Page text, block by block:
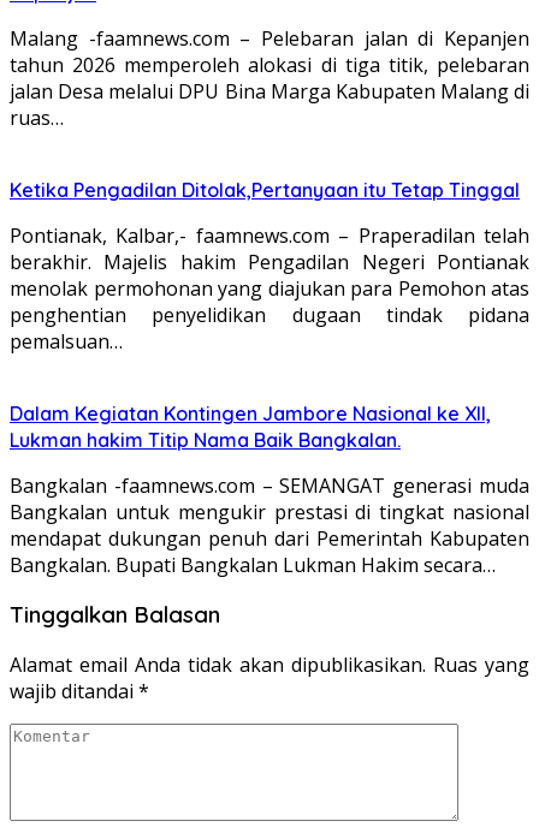
Malang -faamnews.com – Pelebaran jalan di Kepanjen
tahun 2026 memperoleh alokasi di tiga titik, pelebaran
jalan Desa melalui DPU Bina Marga Kabupaten Malang di
ruas…
Ketika Pengadilan Ditolak,Pertanyaan itu Tetap Tinggal
Pontianak, Kalbar,- faamnews.com – Praperadilan telah
berakhir. Majelis hakim Pengadilan Negeri Pontianak
menolak permohonan yang diajukan para Pemohon atas
penghentian penyelidikan dugaan tindak pidana
pemalsuan…
Dalam Kegiatan Kontingen Jambore Nasional ke XII,
Lukman hakim Titip Nama Baik Bangkalan.
Bangkalan -faamnews.com – SEMANGAT generasi muda
Bangkalan untuk mengukir prestasi di tingkat nasional
mendapat dukungan penuh dari Pemerintah Kabupaten
Bangkalan. Bupati Bangkalan Lukman Hakim secara…
Tinggalkan Balasan
Alamat email Anda tidak akan dipublikasikan. Ruas yang
wajib ditandai *